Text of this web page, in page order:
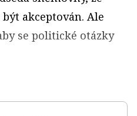
akceptován. Ale
se politické otázky